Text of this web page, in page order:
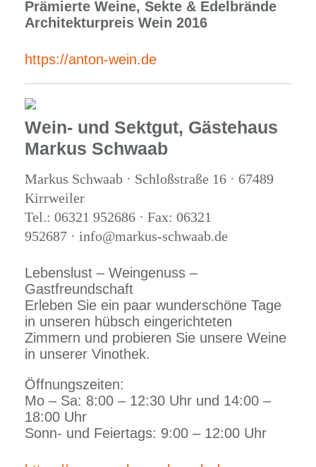
Prämierte Weine, Sekte & Edelbrände
Architekturpreis Wein 2016
https://anton-wein.de
Wein- und Sektgut, Gästehaus
Markus Schwaab
Markus Schwaab · Schloßstraße 16 · 67489
Kirrweiler
Tel.: 06321 952686 · Fax: 06321
952687 · info@markus-schwaab.de
Lebenslust – Weingenuss –
Gastfreundschaft
Erleben Sie ein paar wunderschöne Tage
in unseren hübsch eingerichteten
Zimmern und probieren Sie unsere Weine
in unserer Vinothek.
Öffnungszeiten:
Mo – Sa: 8:00 – 12:30 Uhr und 14:00 –
18:00 Uhr
Sonn- und Feiertags: 9:00 – 12:00 Uhr